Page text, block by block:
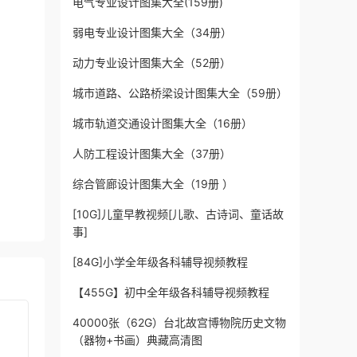
弱电专业设计图集大全（34册）
动力专业设计图集大全（52册）
城市道路、公路桥梁设计图集大全（59册）
城市轨道交通设计图集大全（16册）
人防工程设计图集大全（37册）
综合管廊设计图集大全（19册 ）
[10G]儿童早教视频[儿歌、古诗词、童话故
事]
[84G]小学全年级各科辅导视频教程
【455G】初中全年级各科辅导视频教程
40000张（62G）台北故宫博物院历史文物
（器物+书画）典藏高清图